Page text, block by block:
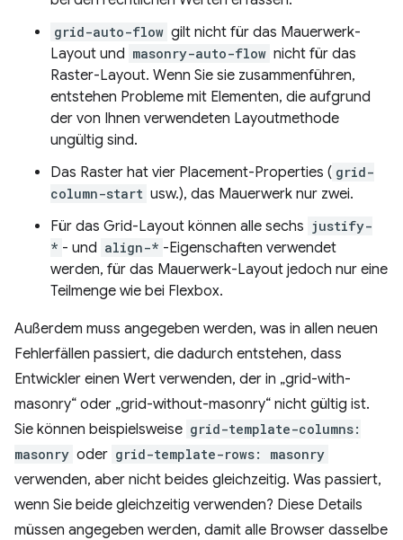
grid-auto-flow gilt nicht für das Mauerwerk-
Layout und masonry-auto-flow nicht für das
Raster-Layout. Wenn Sie sie zusammenführen,
entstehen Probleme mit Elementen, die aufgrund
der von Ihnen verwendeten Layoutmethode
ungültig sind.
Das Raster hat vier Placement-Properties ( grid-
column-start usw.), das Mauerwerk nur zwei.
Für das Grid-Layout können alle sechs justify-
* - und align-* -Eigenschaften verwendet
werden, für das Mauerwerk-Layout jedoch nur eine
Teilmenge wie bei Flexbox.
Außerdem muss angegeben werden, was in allen neuen
Fehlerfällen passiert, die dadurch entstehen, dass
Entwickler einen Wert verwenden, der in „grid-with-
masonry“ oder „grid-without-masonry“ nicht gültig ist.
Sie können beispielsweise grid-template-columns:
masonry oder grid-template-rows: masonry
verwenden, aber nicht beides gleichzeitig. Was passiert,
wenn Sie beide gleichzeitig verwenden? Diese Details
müssen angegeben werden, damit alle Browser dasselbe